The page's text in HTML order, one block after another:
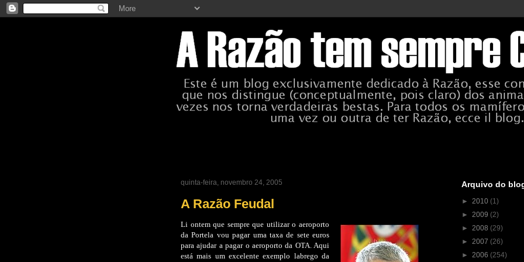
quinta-feira, novembro 24, 2005
A Razão Feudal
Li ontem que sempre que utilizar o aeroporto
da Portela vou pagar uma taxa de sete euros
para ajudar a pagar o aeroporto da OTA. Aqui
está mais um excelente exemplo labrego da
Arquivo do
► 2010 (1)
► 2009 (2)
► 2008 (29)
► 2007 (26)
► 2006 (254)